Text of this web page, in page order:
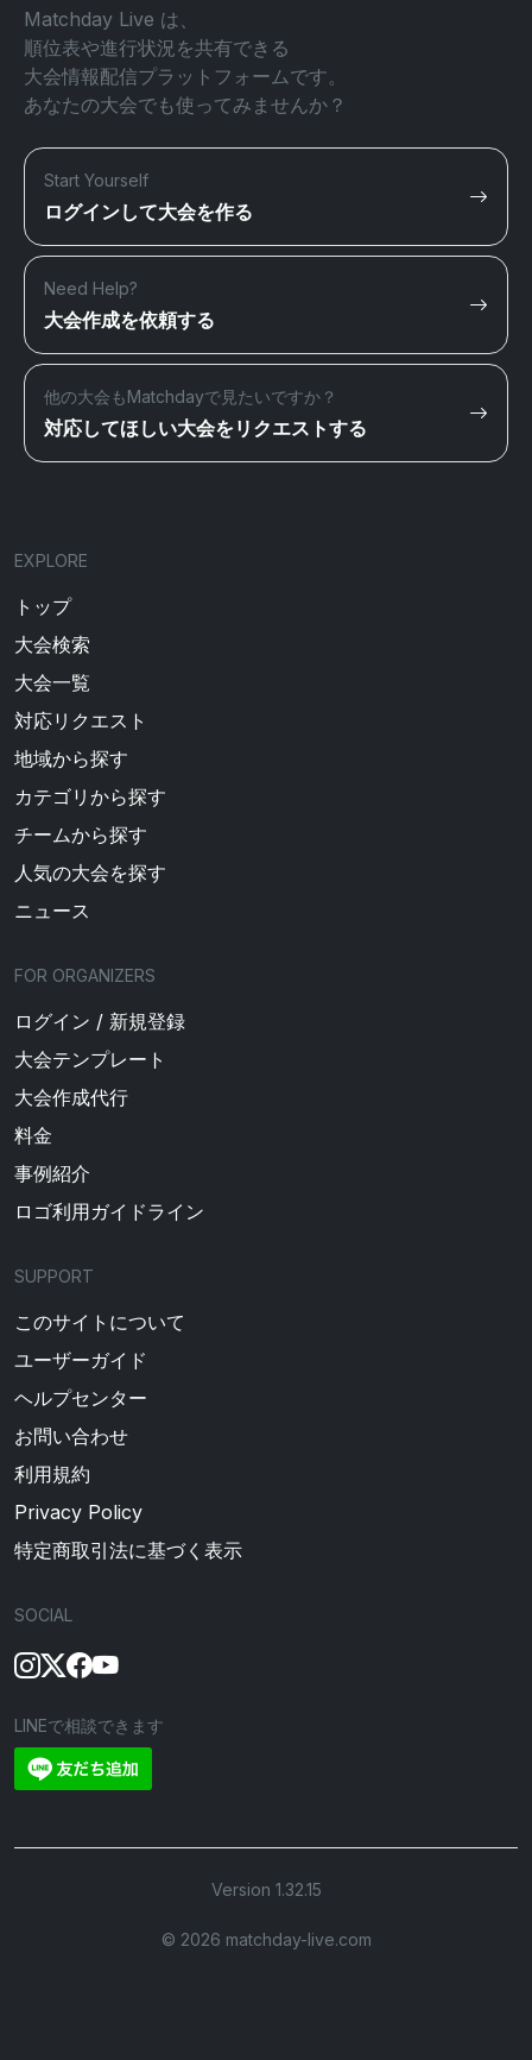
Matchday Live は、
順位表や進行状況を共有できる
大会情報配信プラットフォームです。
あなたの大会でも使ってみませんか？
Start Yourself
ログインして大会を作る
Need Help?
大会作成を依頼する
他の大会もMatchdayで見たいですか？
対応してほしい大会をリクエストする
EXPLORE
トップ
大会検索
大会一覧
対応リクエスト
地域から探す
カテゴリから探す
チームから探す
人気の大会を探す
ニュース
FOR ORGANIZERS
ログイン / 新規登録
大会テンプレート
大会作成代行
料金
事例紹介
ロゴ利用ガイドライン
SUPPORT
このサイトについて
ユーザーガイド
ヘルプセンター
お問い合わせ
利用規約
Privacy Policy
特定商取引法に基づく表示
SOCIAL
LINEで相談できます
Version 1.32.15
©︎ 2026 matchday-live.com